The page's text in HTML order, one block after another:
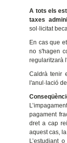
A tots els
taxes
sol·licitat
En cas que
no s'hagen
regularitzarà
Caldrà tenir
l'anul·lació
pagament
dret a cap
aquest cas,
L’estudiant